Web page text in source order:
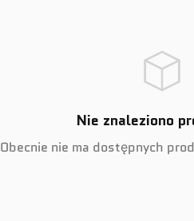
Nie znaleziono
Obecnie nie ma dostępnych